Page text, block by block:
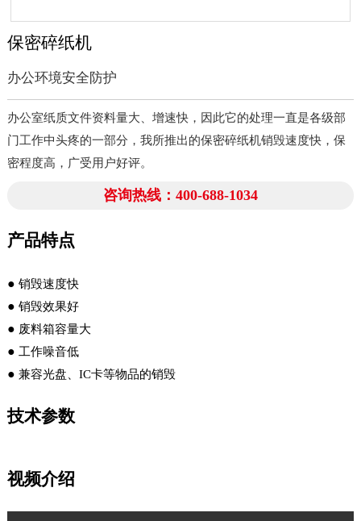
保密碎纸机
办公环境安全防护
办公室纸质文件资料量大、增速快，因此它的处理一直是各级部
门工作中头疼的一部分，我所推出的保密碎纸机销毁速度快，保
密程度高，广受用户好评。
咨询热线：400-688-1034
产品特点
● 销毁速度快
● 销毁效果好
● 废料箱容量大
● 工作噪音低
● 兼容光盘、IC卡等物品的销毁
技术参数
视频介绍